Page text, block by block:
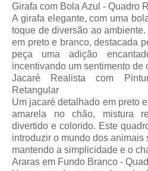
Girafa com Bola Azul - Quadro
A girafa elegante, com uma
toque de diversão ao
em preto e branco, destacada
peça uma adição
incentivando um sentimento de
Jacaré Realista com
Retangular
Um jacaré detalhado em preto
amarela no chão, mistura
divertido e colorido. Este
introduzir o mundo dos
mantendo a simplicidade e o
Araras em Fundo Branco -